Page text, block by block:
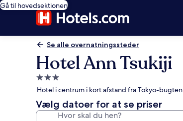
Gå til hovedsektionen
Se alle overnatningssteder
Hotel Ann Tsukiji
3.0-
stjernet
overnatningssted
Hotel i centrum i kort afstand fra Tokyo-bugten
Vælg datoer for at se priser
Hvor skal du hen?